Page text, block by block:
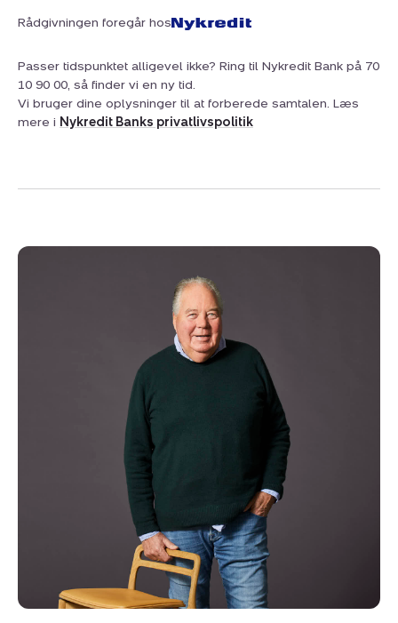
Rådgivningen foregår hos
Passer tidspunktet alligevel ikke? Ring til Nykredit Bank på 70
10 90 00, så finder vi en ny tid.
Vi bruger dine oplysninger til at forberede samtalen. Læs
mere i Nykredit Banks privatlivspolitik